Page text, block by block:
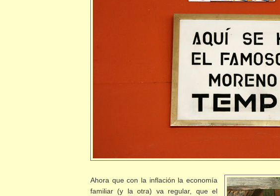
Ahora que con la inflación la economía
familiar (y la otra) va regular, que el